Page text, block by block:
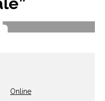
Online